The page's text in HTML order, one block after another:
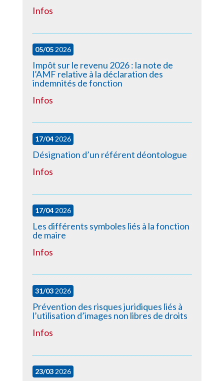
Infos
05/052026
Impôt sur le revenu 2026 : la note de
l’AMF relative à la déclaration des
indemnités de fonction
Infos
17/042026
Désignation d’un référent déontologue
Infos
17/042026
Les différents symboles liés à la fonction
de maire
Infos
31/032026
Prévention des risques juridiques liés à
l’utilisation d’images non libres de droits
Infos
23/032026